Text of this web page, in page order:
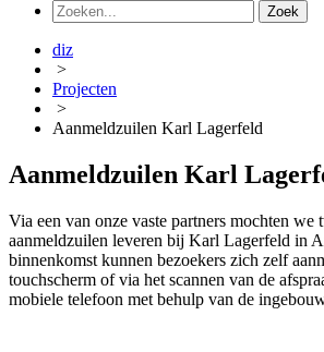
diz
>
Projecten
>
Aanmeldzuilen Karl Lagerfeld
Aanmeldzuilen Karl
Via een van onze vaste partners mochten we
aanmeldzuilen leveren bij Karl Lagerfeld in
binnenkomst kunnen bezoekers zich zelf
touchscherm of via het scannen van de
mobiele telefoon met behulp van de